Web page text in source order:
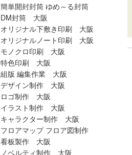
簡単開封封筒 ゆめ～る封筒
DM封筒 大阪
オリジナル下敷き印刷 大阪
オリジナルノート印刷 大阪
モノクロ印刷 大阪
特色印刷 大阪
組版 編集作業 大阪
デザイン制作 大阪
ロゴ制作 大阪
イラスト制作 大阪
キャラクター制作 大阪
フロアマップ フロア図制作
看板製作 大阪
ノベルティ制作 大阪